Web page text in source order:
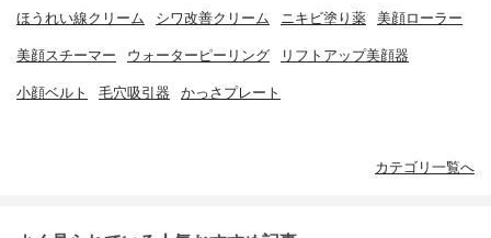
ほうれい線クリーム シワ改善クリーム ニキビ塗り薬 美顔ローラー
美顔スチーマー ウォーターピーリング リフトアップ美顔器
小顔ベルト 毛穴吸引器 かっさプレート
カテゴリ一覧へ